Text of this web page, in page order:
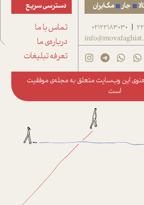
جار مگ‌ایران
|
02122183030
دسترسی سریع
تماس با ما
درباره‌ی ما
تعرفه تبلیغات
این وب‌سایت متعلق به مجله‌ی موفقیت
است